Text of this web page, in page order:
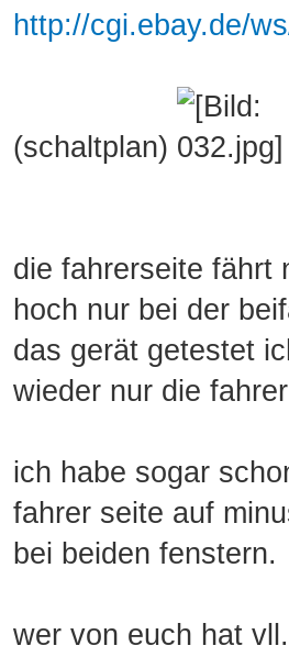
http://cgi.ebay.de/
(schaltplan)
die fahrerseite fährt
hoch nur bei der
das gerät getestet
wieder nur die
ich habe sogar
fahrer seite auf
bei beiden fenstern.
wer von euch hat